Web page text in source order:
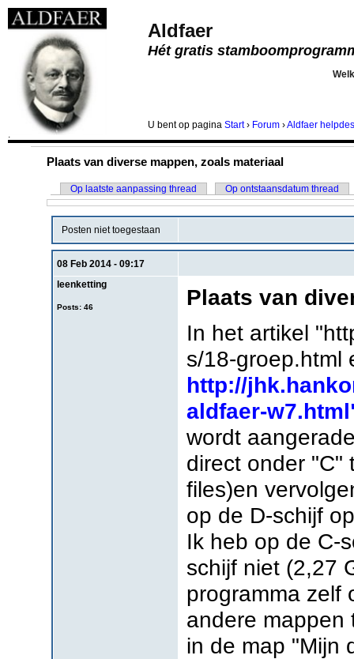
Aldfaer
Hét gratis
U bentop pagina Start› Forum ›Aldfaer
.
Plaats van diverse mappen, zoals materiaal
Op laatste aanpassing thread Op ontstaansdatum thread
Posten niet toegestaan
08 Feb 2014 - 09:17
leenketting
Posts: 46
Plaats van
In het artikel
s/18-groep.html
http://
aldfaer-
wordt
direct onder "C"
files)en
op de D-schijf
Ik heb op de C-
schijf niet (2,27
programma zelf
andere mappen
in de map "Mijn